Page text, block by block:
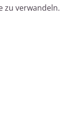
zu verwandeln.